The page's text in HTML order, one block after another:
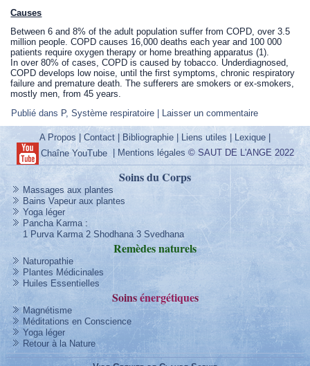
Causes
Between 6 and 8% of the adult population suffer from COPD, over 3.5
million people. COPD causes 16,000 deaths each year and 100 000
patients require oxygen therapy or home breathing apparatus (1).
In over 80% of cases, COPD is caused by tobacco. Underdiagnosed,
COPD develops low noise, until the first symptoms, chronic respiratory
failure and premature death. The sufferers are smokers or ex-smokers,
mostly men, from 45 years.
Publié dans P,Système respiratoire | Laisser un commentaire
A Propos |Contact | Bibliographie | Liens utiles| Lexique |
Chaîne YouTube| Mentions légales © SAUT DE L'ANGE 2022
Soins du Corps
Massages aux plantes
Bains Vapeur aux plantes
Yoga léger
Pancha Karma:
1 Purva Karma 2 Shodhana 3 Svedhana
Remèdesnaturels
Naturopathie
Plantes Médicinales
Huiles Essentielles
Soinsénergétiques
Magnétisme
Méditations en Conscience
Yoga léger
Retour à la Nature